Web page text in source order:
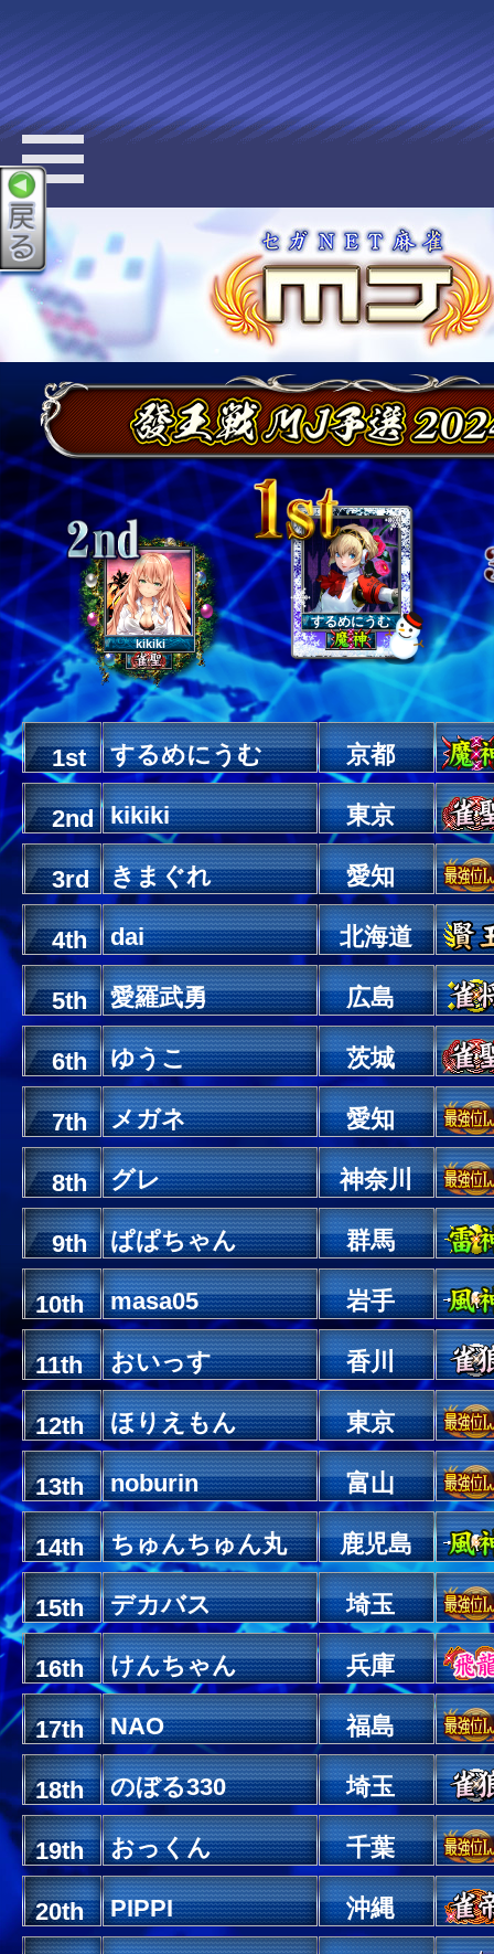
kikiki
するめにうむ
1st するめにうむ 京都
2nd kikiki 東京
3rd きまぐれ 愛知
4th dai 北海道
5th 愛羅武勇 広島
6th ゆうこ 茨城
7th メガネ 愛知
8th グレ 神奈川
9th ぱぱちゃん 群馬
10th masa05 岩手
11th おいっす 香川
12th ほりえもん 東京
13th noburin 富山
14th ちゅんちゅん丸 鹿児島
15th デカバス 埼玉
16th けんちゃん 兵庫
17th NAO 福島
18th のぼる330 埼玉
19th おっくん 千葉
20th PIPPI 沖縄